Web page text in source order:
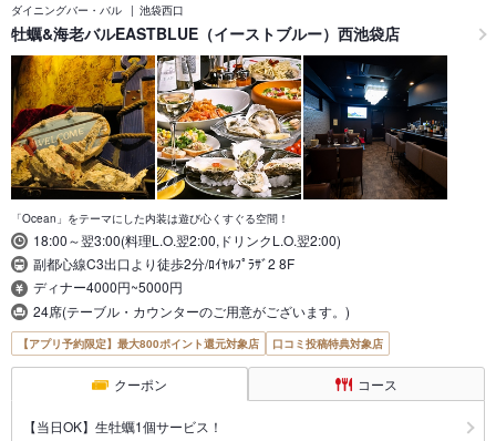
ダイニングバー・バル 池袋西口
牡蠣&海老バルEASTBLUE（イーストブルー）西池袋店
「Ocean」をテーマにした内装は遊び心くすぐる空間！
18:00～翌3:00(料理L.O.翌2:00,ドリンクL.O.翌2:00)
副都心線C3出口より徒歩2分/ﾛｲﾔﾙﾌﾟﾗｻﾞ2 8F
ディナー4000円~5000円
24席(テーブル・カウンターのご用意がございます。)
【アプリ予約限定】最大800ポイント還元対象店 口コミ投稿特典対象店
クーポン コース
【当日OK】生牡蠣1個サービス！